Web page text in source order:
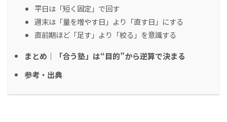
平日は「短く固定」で回す
週末は「量を増やす日」より「直す日」にする
直前期ほど「足す」より「絞る」を意識する
まとめ｜「合う塾」は“目的”から逆算で決まる
参考・出典